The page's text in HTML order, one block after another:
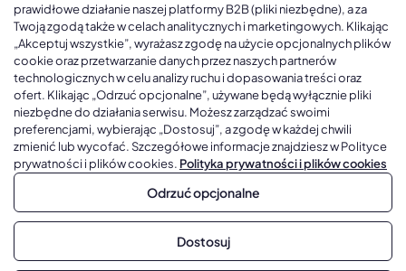
Kalendarze książkowe A5
Kalendarze książkowe A4
Kalendarze książkowe B5
Kalendarze książkowe A6 i B6
Kalendarze książkowe z własną oprawą
Kalendarze trójdzielne
Kalendarze jednodzielne
Kalendarze czterodzielne
Kalendarze Wieloplanszowe
Kalendarze Wielopanszowe, Plakatowe
prawidłowe działanie naszej platformy B2B (pliki niezbędne), a za
Twoją zgodą także w celach analitycznych i marketingowych. Klikając
„Akceptuj wszystkie”, wyrażasz zgodę na użycie opcjonalnych plików
cookie oraz przetwarzanie danych przez naszych partnerów
technologicznych w celu analizy ruchu i dopasowania treści oraz
ofert. Klikając „Odrzuć opcjonalne”, używane będą wyłącznie pliki
niezbędne do działania serwisu. Możesz zarządzać swoimi
preferencjami, wybierając „Dostosuj”, a zgodę w każdej chwili
zmienić lub wycofać. Szczegółowe informacje znajdziesz w Polityce
prywatności i plików cookies. Polityka prywatności i plików cookies
Odrzuć opcjonalne
Dostosuj